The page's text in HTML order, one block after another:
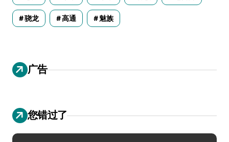
骁龙 高通 魅族
广告
您错过了